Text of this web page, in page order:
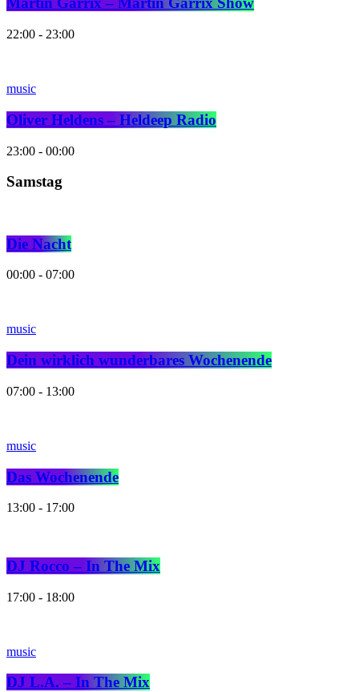
22:00 - 23:00
music
Oliver Heldens – Heldeep Radio
23:00 - 00:00
Samstag
Die Nacht
00:00 - 07:00
music
Dein wirklich wunderbares Wochenende
07:00 - 13:00
music
Das Wochenende
13:00 - 17:00
DJ Rocco – In The Mix
17:00 - 18:00
music
DJ L.A. – In The Mix